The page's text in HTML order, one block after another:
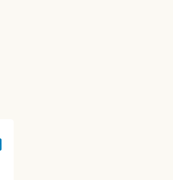
Keuzenkamp op LinkedIn